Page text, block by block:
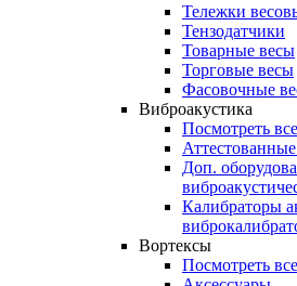
Тележки
Тензодатчики
Товарные весы
Торговые весы
Фасовочные
Виброакустика
Посмотреть
Доп.
Калибраторы
Вортексы
Посмотреть